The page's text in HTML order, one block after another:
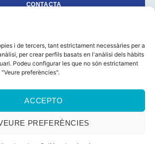
i de tercers, tant estrictament necessàries per a
per crear perfils basats en l'anàlisi dels hàbits
Podeu configurar les que no són estrictament
preferències".
ACCEPTO
PREFERÈNCIES
CONTACTA
CATALÀ
AVÍS LEGAL
(UE)
POLÍTICA DE PRIVACITAT